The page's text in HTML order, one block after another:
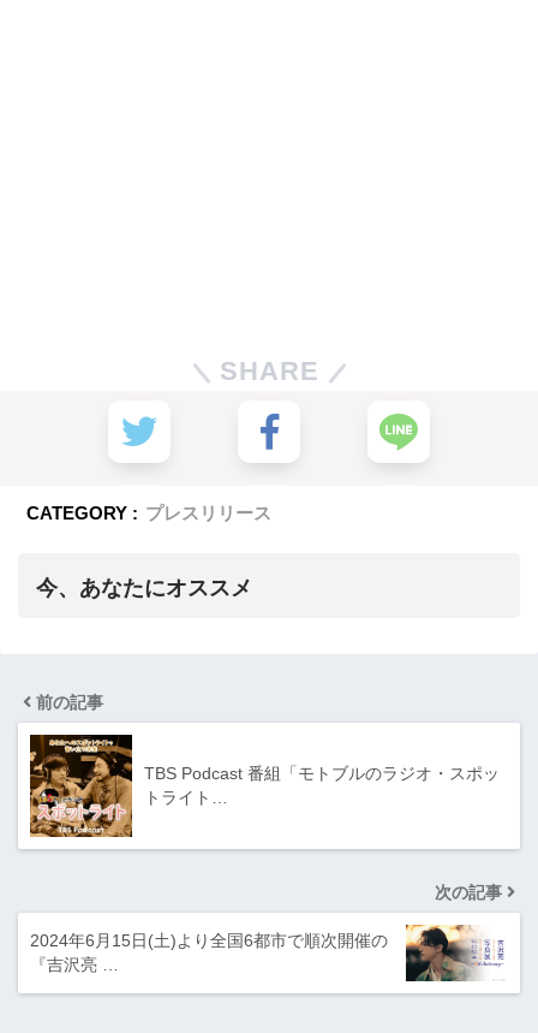
SHARE
CATEGORY : プレスリリース
今、あなたにオススメ
前の記事
TBS Podcast 番組「モトブルのラジオ・スポッ
トライト…
次の記事
2024年6月15日(土)より全国6都市で順次開催の
『吉沢亮 …